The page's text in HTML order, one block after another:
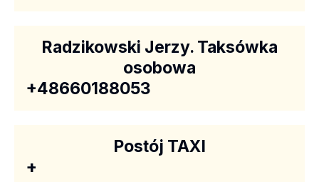
Radzikowski Jerzy. Taksówka
osobowa
+48660188053
Postój TAXI
+